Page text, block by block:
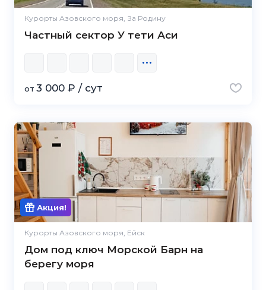
Курорты Азовского моря, За Родину
Частный сектор У тети Аси
от 3 000 ₽ / сут
Акция!
Курорты Азовского моря, Ейск
Дом под ключ Морской Барн на
берегу моря